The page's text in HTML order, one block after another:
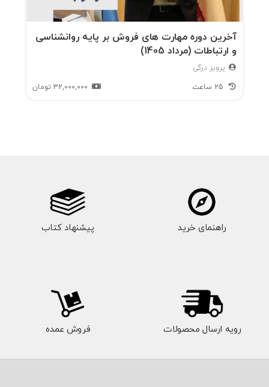
آخرین دوره مهارت های فروش بر پایه روانشناسی
و ارتباطات (مرداد 1405)
پرویز درگی
32,000,000 تومان
راهنمای خرید پیشنهاد کتاب
رویه ارسال محصولات فروش عمده